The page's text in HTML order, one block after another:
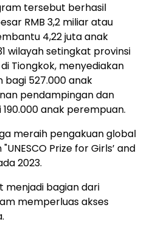
tersebut berhasil
RMB 3,2 miliar atau
4,22 juta anak
wilayah setingkat provinsi
Tiongkok, menyediakan
527.000 anak
pendampingan dan
anak perempuan.
meraih pengakuan global
Prize for Girls’ and
2023.
menjadi bagian dari
memperluas akses